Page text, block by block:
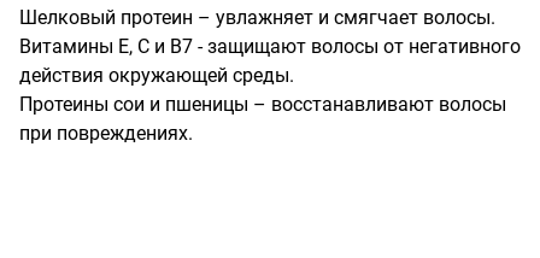
Шелковый протеин – увлажняет и смягчает волосы.
Витамины Е, С и B7 - защищают волосы от негативного
действия окружающей среды.
Протеины сои и пшеницы – восстанавливают волосы
при повреждениях.